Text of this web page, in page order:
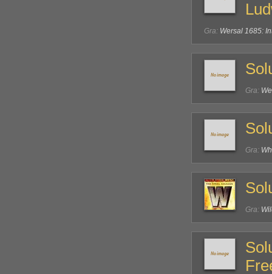
Gra: Wersal 1685:
Gra:
Gra:
Gra: